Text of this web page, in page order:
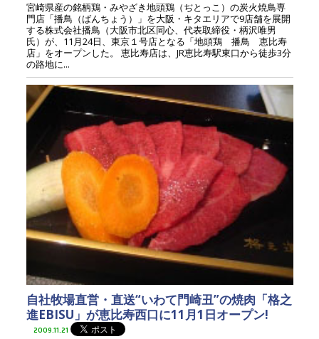
宮崎県産の銘柄鶏・みやざき地頭鶏（ぢとっこ）の炭火焼鳥専
門店「播鳥（ばんちょう）」を大阪・キタエリアで9店舗を展開
する株式会社播鳥（大阪市北区同心、代表取締役・柄沢唯男
氏）が、11月24日、東京１号店となる「地頭鶏 播鳥 恵比寿
店」をオープンした。 恵比寿店は、JR恵比寿駅東口から徒歩3分
の路地に...
自社牧場直営・直送“いわて門崎丑”の焼肉「格之
進EBISU」が恵比寿西口に11月1日オープン!
2009.11.21